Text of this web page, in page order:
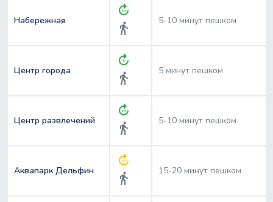
Набережная
forward_10
directions_walk
5-10 минут пешком
Центр города
forward_5
directions_walk
5 минут пешком
Центр развлечений
forward_10
directions_walk
5-10 минут пешком
Аквапарк Дельфин
forward_30
directions_walk
15-20 минут пешком